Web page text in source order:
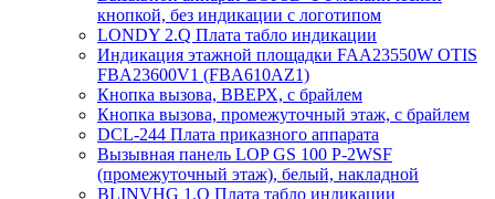
кнопкой, без индикации с логотипом
LONDY 2.Q Плата табло индикации
Индикация этажной площадки FAA23550W OTIS
FBA23600V1 (FBA610AZ1)
Кнопка вызова, ВВЕРХ, с брайлем
Кнопка вызова, промежуточный этаж, с брайлем
DCL-244 Плата приказного аппарата
Вызывная панель LOP GS 100 P-2WSF
(промежуточный этаж), белый, накладной
BLINVHG 1.Q Плата табло индикации